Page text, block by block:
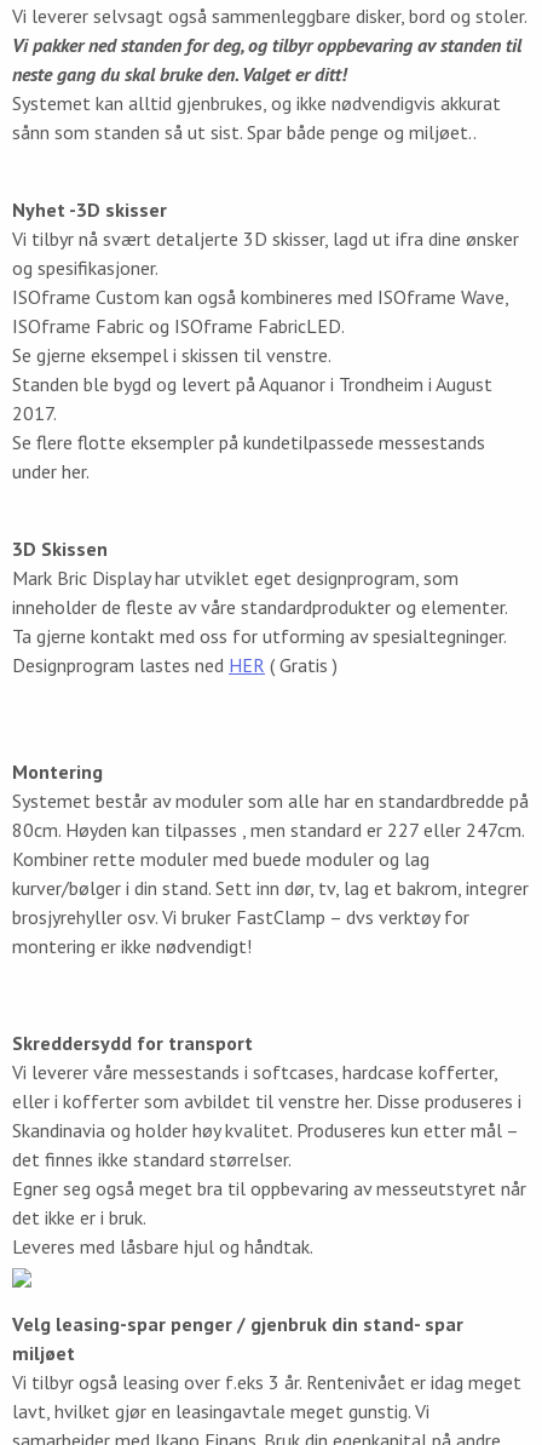
Vi leverer selvsagt også sammenleggbare disker, bord og stoler.
Vi pakker ned standen for deg, og tilbyr oppbevaring av standen til
neste gang du skal bruke den. Valget er ditt!
Systemet kan alltid gjenbrukes, og ikke nødvendigvis akkurat
sånn som standen så ut sist. Spar både penge og miljøet..
Nyhet -3D skisser
Vi tilbyr nå svært detaljerte 3D skisser, lagd ut ifra dine ønsker
og spesifikasjoner.
ISOframe Custom kan også kombineres med ISOframe Wave,
ISOframe Fabric og ISOframe FabricLED.
Se gjerne eksempel i skissen til venstre.
Standen ble bygd og levert på Aquanor i Trondheim i August
2017.
Se flere flotte eksempler på kundetilpassede messestands
under her.
3D Skissen
Mark Bric Display har utviklet eget designprogram, som
inneholder de fleste av våre standardprodukter og elementer.
Ta gjerne kontakt med oss for utforming av spesialtegninger.
Designprogram lastes ned HER ( Gratis )
Montering
Systemet består av moduler som alle har en standardbredde på
80cm. Høyden kan tilpasses , men standard er 227 eller 247cm.
Kombiner rette moduler med buede moduler og lag
kurver/bølger i din stand. Sett inn dør, tv, lag et bakrom, integrer
brosjyrehyller osv. Vi bruker FastClamp – dvs verktøy for
montering er ikke nødvendigt!
Skreddersydd for transport
Vi leverer våre messestands i softcases, hardcase kofferter,
eller i kofferter som avbildet til venstre her. Disse produseres i
Skandinavia og holder høy kvalitet. Produseres kun etter mål –
det finnes ikke standard størrelser.
Egner seg også meget bra til oppbevaring av messeutstyret når
det ikke er i bruk.
Leveres med låsbare hjul og håndtak.
Velg leasing-spar penger / gjenbruk din stand- spar
miljøet
Vi tilbyr også leasing over f.eks 3 år. Rentenivået er idag meget
lavt, hvilket gjør en leasingavtale meget gunstig. Vi
samarbeider med Ikano Finans. Bruk din egenkapital på andre